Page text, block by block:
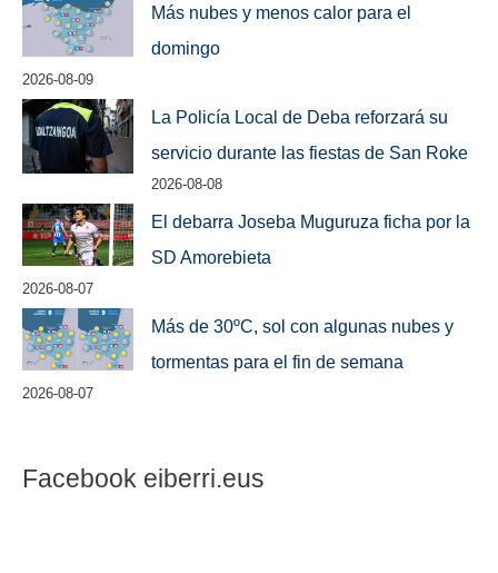
Más nubes y menos calor para el
domingo
2026-08-09
La Policía Local de Deba reforzará su
servicio durante las fiestas de San Roke
2026-08-08
El debarra Joseba Muguruza ficha por la
SD Amorebieta
2026-08-07
Más de 30ºC, sol con algunas nubes y
tormentas para el fin de semana
2026-08-07
Facebook eiberri.eus